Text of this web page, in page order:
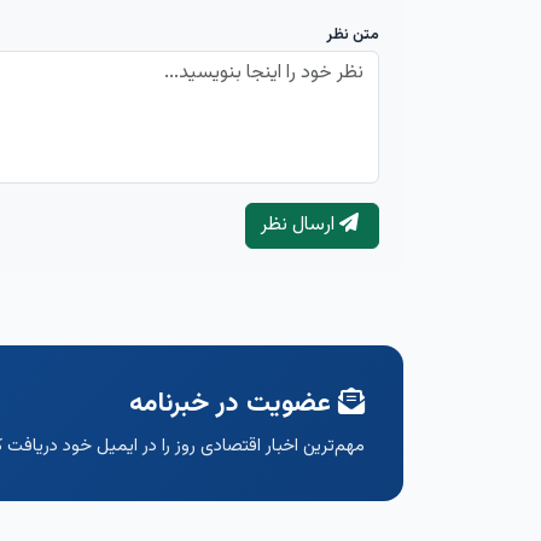
متن نظر
ارسال نظر
عضویت در خبرنامه
مهم‌ترین اخبار اقتصادی روز را در ایمیل خود دریافت